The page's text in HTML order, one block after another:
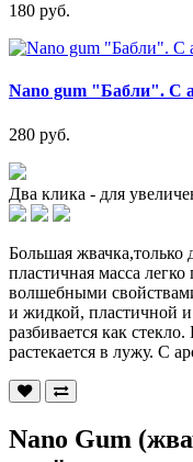
180 руб.
Nano gum "Бабли". С
280 руб.
Два клика - для
Большая жвачка,только
пластичная масса
волшебными
и жидкой, пластичной
разбивается как
растекается в лужу. С
Nano Gum